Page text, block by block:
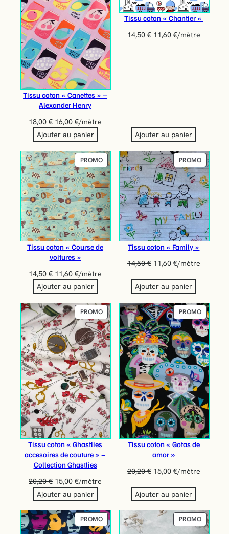
Tissu coton « Canettes » –
Alexander Henry
18,00€ 16,00€/mètre
Ajouter au panier
Tissu coton « Chantier «
14,50€ 11,60 €/mètre
Ajouter au panier
PROMOPRODUIT
EN
PROMOTION
Tissu coton « Course de
voitures »
14,50€ 11,60€/mètre
Ajouter au panier
PROMOPRODUIT
EN
Tissu coton « Family »
14,50€ 11,60 €/mètre
Ajouter au panier
PROMOPRODUIT
EN
PROMOTION
Tissu coton « Ghastlies
accesoires de couture » –
Collection Ghastlies
20,20€ 15,00€/mètre
Ajouter au panier
PROMOPRODUIT
EN
Tissu coton « Gotas de
amor »
20,20€ 15,00 €/mètre
Ajouter au panier
PROMOPRODUIT
EN
PROMOPRODUIT
EN